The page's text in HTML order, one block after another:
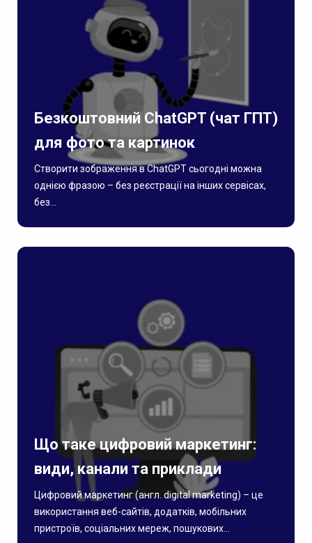
Безкоштовний ChatGPT (чат ГПТ)
для фото та картинок
Створити зображення в ChatGPT сьогодні можна
однією фразою – без реєстрації на інших сервісах,
без...
Що таке цифровий маркетинг:
види, канали та приклади
Цифровий маркетинг (англ. digital marketing) – це
використання веб-сайтів, додатків, мобільних
пристроїв, соціальних мереж, пошукових...